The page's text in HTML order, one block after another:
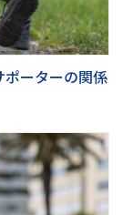
ーターの関係